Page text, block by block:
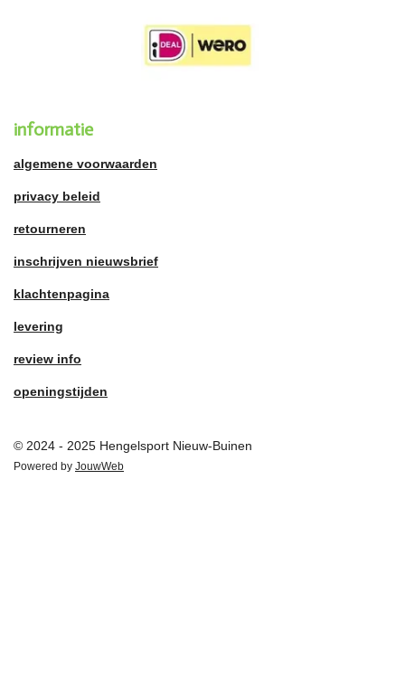
informatie
algemene voorwaarden
privacy beleid
retourneren
inschrijven nieuwsbrief
klachtenpagina
levering
review info
openingstijden
© 2024 - 2025 Hengelsport Nieuw-Buinen
Powered by JouwWeb